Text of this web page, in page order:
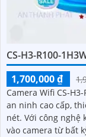
CS-H3-R100-
1,700,000 ₫
Camera Wifi CS-
an ninh cao cấp,
nét. Với công nghệ kết nối Wifi, bạn có thể dễ dàng truy cập
vào camera từ bất